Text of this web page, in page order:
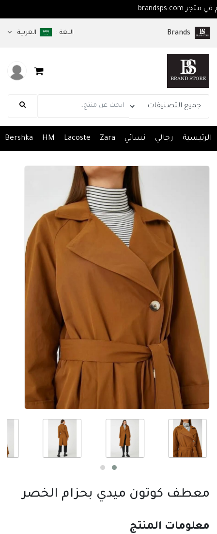
اهلا بكم في متجر brandsps.com
Brands اللغة : العربية
الرئيسية رجالي نسائي Zara
Lacoste
HM
Bershka
معطف كوتون ميدي بحزام الخصر
معلومات المنتج